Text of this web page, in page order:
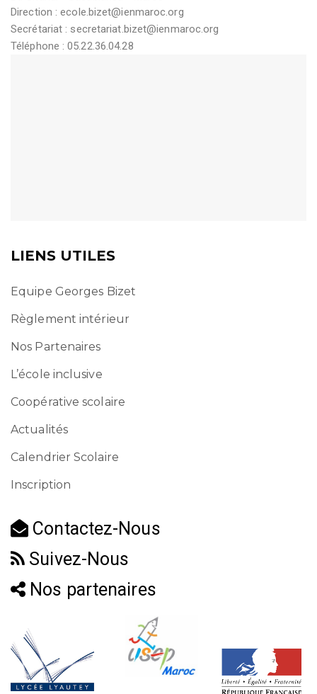
Direction :ecole.bizet@ienmaroc.org
Secrétariat : secretariat.bizet@ienmaroc.org
Téléphone : 05.22.36.04.28
LIENS UTILES
Equipe Georges Bizet
Règlement intérieur
Nos Partenaires
L’école inclusive
Coopérative scolaire
Actualités
Calendrier Scolaire
Inscription
Contactez-Nous
Suivez-Nous
Nos partenaires